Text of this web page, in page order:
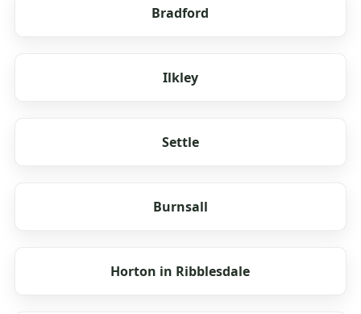
Bradford
Ilkley
Settle
Burnsall
Horton in Ribblesdale